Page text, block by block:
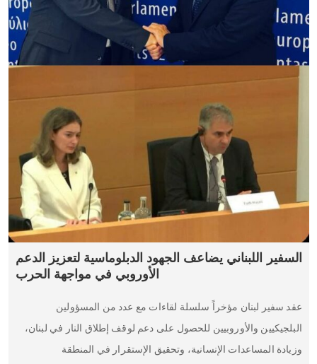
السفير اللبناني يضاعف الجهود الدبلوماسية لتعزيز الدعم
الأوروبي في مواجهة الحرب
عقد سفير لبنان مؤخراً سلسلة لقاءات مع عدد من المسؤولين
البلجيكيين والأوروبيين للحصول على دعم لوقف إطلاق النار في لبنان،
وزيادة المساعدات الإنسانية، وتحقيق الإستقرار في المنطقة